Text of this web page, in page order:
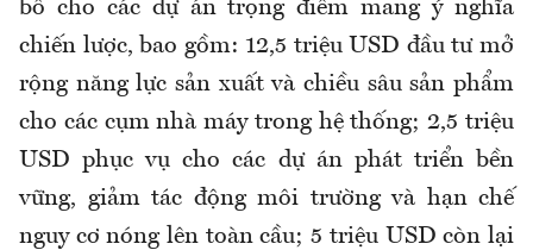
bổ cho các dự án trọng điểm mang ý nghĩa
chiến lược, bao gồm: 12,5 triệu USD đầu tư mở
rộng năng lực sản xuất và chiều sâu sản phẩm
cho các cụm nhà máy trong hệ thống; 2,5 triệu
USD phục vụ cho các dự án phát triển bền
vững, giảm tác động môi trường và hạn chế
nguy cơ nóng lên toàn cầu; 5 triệu USD còn lại